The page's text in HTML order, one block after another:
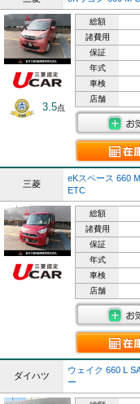
3.5点
総額
諸費用
保証
年式
車検
店舗
三菱
eKスペース 660
ETC
総額
諸費用
保証
年式
車検
店舗
ダイハツ
ウェイク 660 L
ー